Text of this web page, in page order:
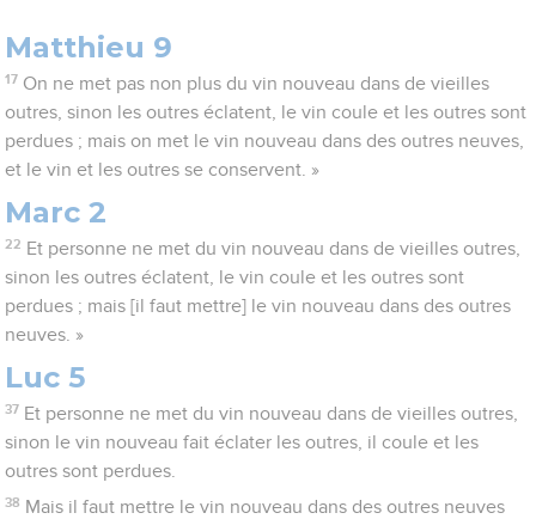
Matthieu 9
17 On ne met pas non plus du vin nouveau dans de vieilles
outres, sinon les outres éclatent, le vin coule et les outres sont
perdues ; mais on met le vin nouveau dans des outres neuves,
et le vin et les outres se conservent. »
Marc 2
22 Et personne ne met du vin nouveau dans de vieilles outres,
sinon les outres éclatent, le vin coule et les outres sont
perdues ; mais [il faut mettre] le vin nouveau dans des outres
neuves. »
Luc 5
37 Et personne ne met du vin nouveau dans de vieilles outres,
sinon le vin nouveau fait éclater les outres, il coule et les
outres sont perdues.
38 Mais il faut mettre le vin nouveau dans des outres neuves